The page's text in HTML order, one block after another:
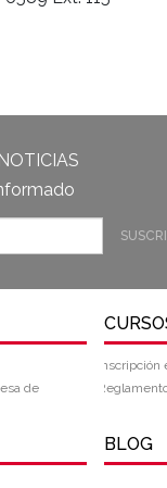
de
Inscripción
BLOG